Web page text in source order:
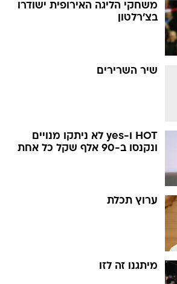
משחקי הליגה האירופית ישודרו
בצ'רלטון
שיר השרירים
HOT ו-yes לא ניתקו מנויים
ונקנסו ב-90 אלף שקל כל אחת
ערוץ תכלת
מיתגנו זה לזו